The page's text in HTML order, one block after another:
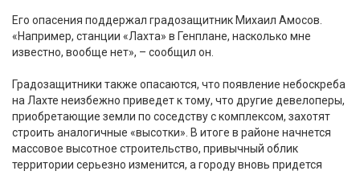
Его опасения поддержал градозащитник Михаил Амосов.
«Например, станции «Лахта» в Генплане, насколько мне
известно, вообще нет», – сообщил он.
Градозащитники также опасаются, что появление небоскреба
на Лахте неизбежно приведет к тому, что другие девелоперы,
приобретающие земли по соседству с комплексом, захотят
строить аналогичные «высотки». В итоге в районе начнется
массовое высотное строительство, привычный облик
территории серьезно изменится, а городу вновь придется